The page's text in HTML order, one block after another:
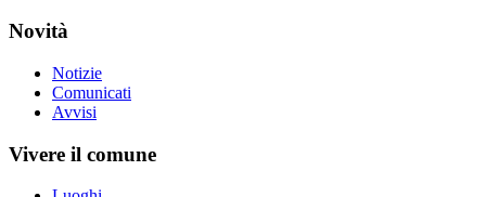
Novità
Notizie
Comunicati
Avvisi
Vivere il comune